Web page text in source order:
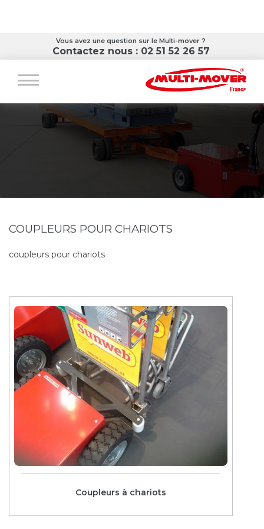
Vous avez une question sur le Multi-mover ?
Contactez nous : 02 51 52 26 57
COUPLEURS POUR CHARIOTS
coupleurs pour chariots
Coupleurs à chariots